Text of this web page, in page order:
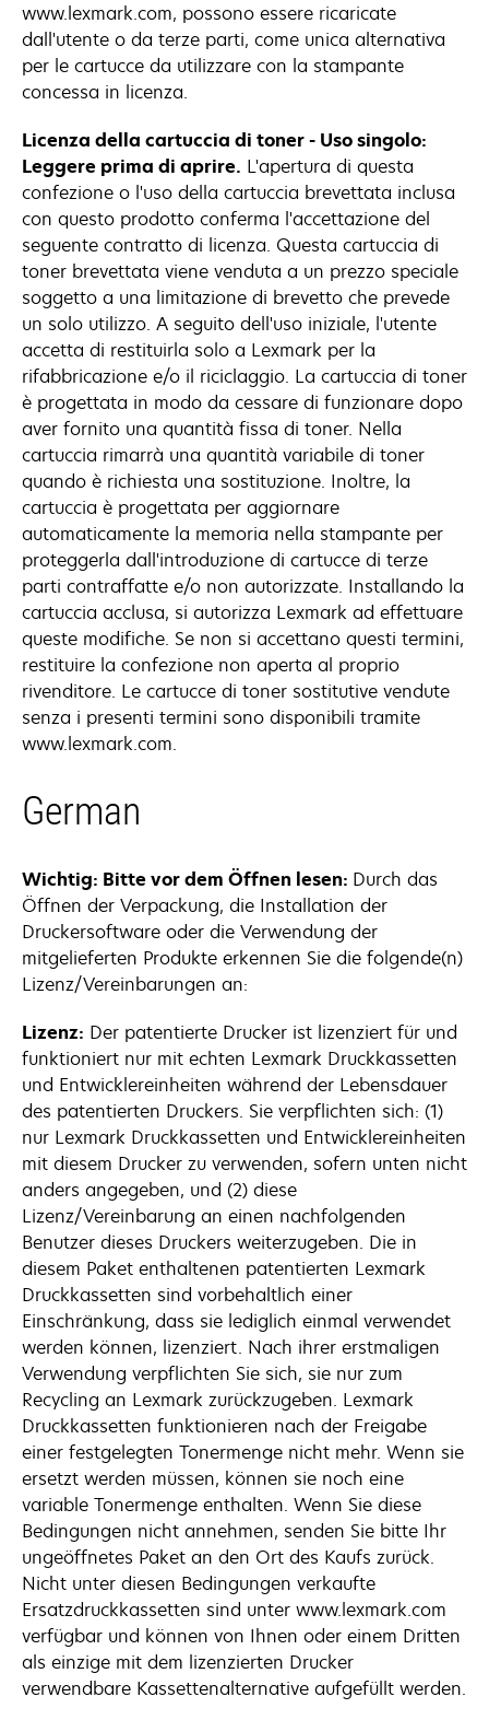
www.lexmark.com, possono essere ricaricate
dall'utente o da terze parti, come unica alternativa
per le cartucce da utilizzare con la stampante
concessa in licenza.
Licenza della cartuccia di toner - Uso singolo:
Leggere prima di aprire. L'apertura di questa
confezione o l'uso della cartuccia brevettata inclusa
con questo prodotto conferma l'accettazione del
seguente contratto di licenza. Questa cartuccia di
toner brevettata viene venduta a un prezzo speciale
soggetto a una limitazione di brevetto che prevede
un solo utilizzo. A seguito dell'uso iniziale, l'utente
accetta di restituirla solo a Lexmark per la
rifabbricazione e/o il riciclaggio. La cartuccia di toner
è progettata in modo da cessare di funzionare dopo
aver fornito una quantità fissa di toner. Nella
cartuccia rimarrà una quantità variabile di toner
quando è richiesta una sostituzione. Inoltre, la
cartuccia è progettata per aggiornare
automaticamente la memoria nella stampante per
proteggerla dall'introduzione di cartucce di terze
parti contraffatte e/o non autorizzate. Installando la
cartuccia acclusa, si autorizza Lexmark ad effettuare
queste modifiche. Se non si accettano questi termini,
restituire la confezione non aperta al proprio
rivenditore. Le cartucce di toner sostitutive vendute
senza i presenti termini sono disponibili tramite
www.lexmark.com.
German
Wichtig: Bitte vor dem Öffnen lesen: Durch das
Öffnen der Verpackung, die Installation der
Druckersoftware oder die Verwendung der
mitgelieferten Produkte erkennen Sie die folgende(n)
Lizenz/Vereinbarungen an:
Lizenz: Der patentierte Drucker ist lizenziert für und
funktioniert nur mit echten Lexmark Druckkassetten
und Entwicklereinheiten während der Lebensdauer
des patentierten Druckers. Sie verpflichten sich: (1)
nur Lexmark Druckkassetten und Entwicklereinheiten
mit diesem Drucker zu verwenden, sofern unten nicht
anders angegeben, und (2) diese
Lizenz/Vereinbarung an einen nachfolgenden
Benutzer dieses Druckers weiterzugeben. Die in
diesem Paket enthaltenen patentierten Lexmark
Druckkassetten sind vorbehaltlich einer
Einschränkung, dass sie lediglich einmal verwendet
werden können, lizenziert. Nach ihrer erstmaligen
Verwendung verpflichten Sie sich, sie nur zum
Recycling an Lexmark zurückzugeben. Lexmark
Druckkassetten funktionieren nach der Freigabe
einer festgelegten Tonermenge nicht mehr. Wenn sie
ersetzt werden müssen, können sie noch eine
variable Tonermenge enthalten. Wenn Sie diese
Bedingungen nicht annehmen, senden Sie bitte Ihr
ungeöffnetes Paket an den Ort des Kaufs zurück.
Nicht unter diesen Bedingungen verkaufte
Ersatzdruckkassetten sind unter www.lexmark.com
verfügbar und können von Ihnen oder einem Dritten
als einzige mit dem lizenzierten Drucker
verwendbare Kassettenalternative aufgefüllt werden.